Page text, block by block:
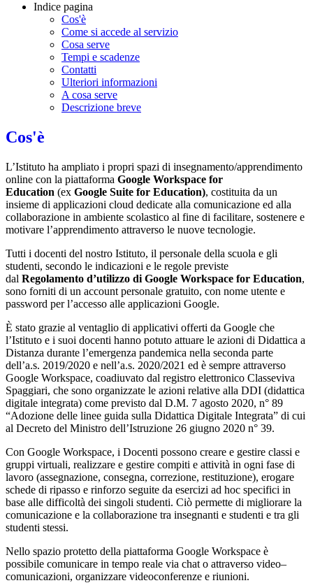
Indice pagina
Cos'è
Come si accede al servizio
Cosa serve
Tempi e scadenze
Contatti
Ulteriori informazioni
A cosa serve
Descrizione breve
Cos'è
L’Istituto ha ampliato i propri spazi di insegnamento/apprendimento
online con la piattaforma Google Workspace for
Education (ex Google Suite for Education), costituita da un
insieme di applicazioni cloud dedicate alla comunicazione ed alla
collaborazione in ambiente scolastico al fine di facilitare, sostenere e
motivare l’apprendimento attraverso le nuove tecnologie.
Tutti i docenti del nostro Istituto, il personale della scuola e gli
studenti, secondo le indicazioni e le regole previste
dal Regolamento d’utilizzo di Google Workspace for Education,
sono forniti di un account personale gratuito, con nome utente e
password per l’accesso alle applicazioni Google.
È stato grazie al ventaglio di applicativi offerti da Google che
l’Istituto e i suoi docenti hanno potuto attuare le azioni di Didattica a
Distanza durante l’emergenza pandemica nella seconda parte
dell’a.s. 2019/2020 e nell’a.s. 2020/2021 ed è sempre attraverso
Google Workspace, coadiuvato dal registro elettronico Classeviva
Spaggiari, che sono organizzate le azioni relative alla DDI (didattica
digitale integrata) come previsto dal D.M. 7 agosto 2020, n° 89
“Adozione delle linee guida sulla Didattica Digitale Integrata” di cui
al Decreto del Ministro dell’Istruzione 26 giugno 2020 n° 39.
Con Google Workspace, i Docenti possono creare e gestire classi e
gruppi virtuali, realizzare e gestire compiti e attività in ogni fase di
lavoro (assegnazione, consegna, correzione, restituzione), erogare
schede di ripasso e rinforzo seguite da esercizi ad hoc specifici in
base alle difficoltà dei singoli studenti. Ciò permette di migliorare la
comunicazione e la collaborazione tra insegnanti e studenti e tra gli
studenti stessi.
Nello spazio protetto della piattaforma Google Workspace è
possibile comunicare in tempo reale via chat o attraverso video–
comunicazioni, organizzare videoconferenze e riunioni.